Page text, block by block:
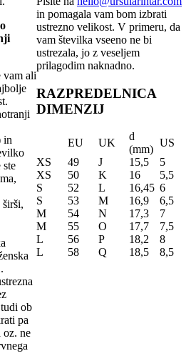
vam ali
in
ste
širši,
ob
pa
oz. ne
in pomagala vam bom izbrati
ustrezno velikost. V primeru, da
vam številka vseeno ne bi
ustrezala, jo z veseljem
prilagodim naknadno.
RAZPREDELNICA
DIMENZIJ
EU UK
d
(mm)
US
XS
49 J 15,5
5
XS
50 K 16
5,5
S
52 L 16,45 6
S
53 M 16,9
6,5
M
54 N 17,3
7
M
55 O 17,7
7,5
L
56 P 18,2
8
L
58 Q 18,5 8,5